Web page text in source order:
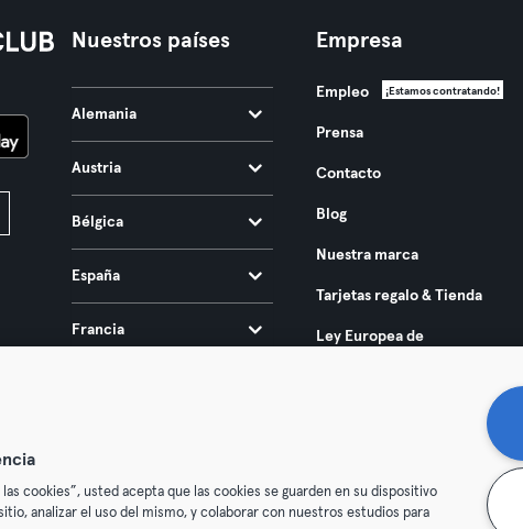
Nuestros países
Alemania
Austria
Bélgica
España
Francia
Empresa
Empleo ¡Estamos contratando!
Prensa
Contacto
Blog
Nuestra marca
Tarjetas regalo & Tienda
Ley Europea de
cookies”, usted acepta que las cookies se guarden en su dispositivo
analizar el uso del mismo, y colaborar con nuestros estudios para